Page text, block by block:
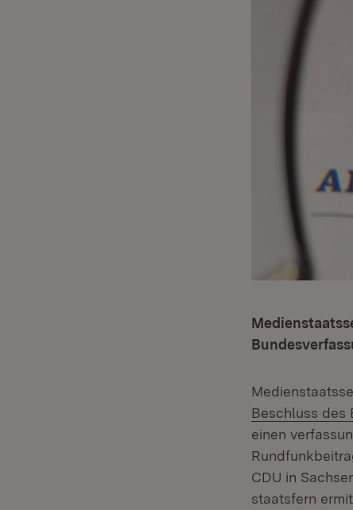
Beschluss des
einen
CDU in
staatsfern